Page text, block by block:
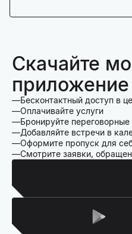
Скачайте
приложение
Бесконтактный доступ в
Оплачивайте услуги
Бронируйте
Добавляйте встречи в
Оформите пропуск для
Смотрите заявки,